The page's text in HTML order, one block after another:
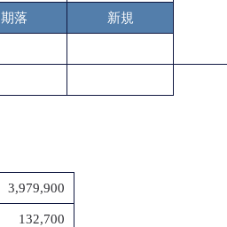
期落 新規
3,979,900
132,700